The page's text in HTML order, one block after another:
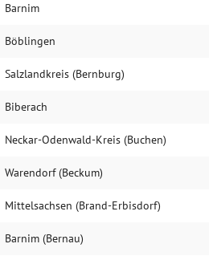
Barnim
Böblingen
Salzlandkreis (Bernburg)
Biberach
Neckar-Odenwald-Kreis (Buchen)
Warendorf (Beckum)
Mittelsachsen (Brand-Erbisdorf)
Barnim (Bernau)